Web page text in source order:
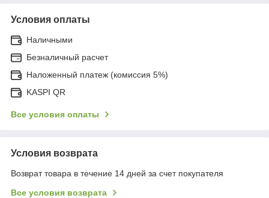
Условия оплаты
Наличными
Безналичный расчет
Наложенный платеж (комиссия 5%)
KASPI QR
Все условия оплаты
Условия возврата
Возврат товара в течение 14 дней за счет покупателя
Все условия возврата